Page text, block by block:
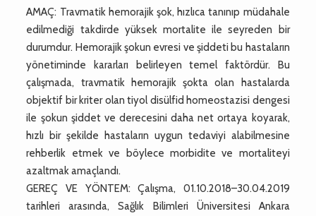
AMAÇ: Travmatik hemorajik şok, hızlıca tanınıp müdahale
edilmediği takdirde yüksek mortalite ile seyreden bir
durumdur. Hemorajik şokun evresi ve şiddeti bu hastaların
yönetiminde kararları belirleyen temel faktördür. Bu
çalışmada, travmatik hemorajik şokta olan hastalarda
objektif bir kriter olan tiyol disülfid homeostazisi dengesi
ile şokun şiddet ve derecesini daha net ortaya koyarak,
hızlı bir şekilde hastaların uygun tedaviyi alabilmesine
rehberlik etmek ve böylece morbidite ve mortaliteyi
azaltmak amaçlandı.
GEREÇ VE YÖNTEM: Çalışma, 01.10.2018–30.04.2019
tarihleri arasında, Sağlık Bilimleri Üniversitesi Ankara